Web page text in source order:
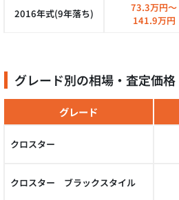
2016年式(9年落ち)
73.3万円～
141.9万円
グレード別の相場・査定価格
グレード
クロスター
クロスター ブラックスタイル